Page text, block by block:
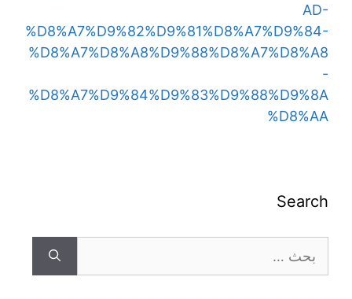
AD-
%D8%A7%D9%82%D9%81%D8%A7%D9%84-
%D8%A7%D8%A8%D9%88%D8%A7%D8%A8
-
%D8%A7%D9%84%D9%83%D9%88%D9%8A
%D8%AA
Search